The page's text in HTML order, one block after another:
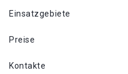
Einsatzgebiete
Preise
Kontakte